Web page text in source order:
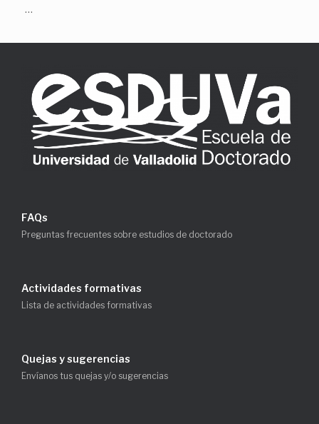
…
FAQs
Preguntas frecuentes sobre estudios de doctorado
Actividades formativas
Lista de actividades formativas
Quejas y sugerencias
Envíanos tus quejas y/o sugerencias